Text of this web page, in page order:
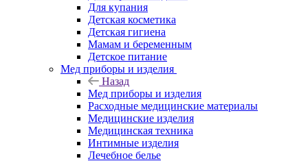
Для купания
Детская косметика
Детская гигиена
Мамам и беременным
Детское питание
Мед приборы и изделия
Назад
Мед приборы и изделия
Расходные медицинские материалы
Медицинские изделия
Медицинская техника
Интимные изделия
Лечебное белье